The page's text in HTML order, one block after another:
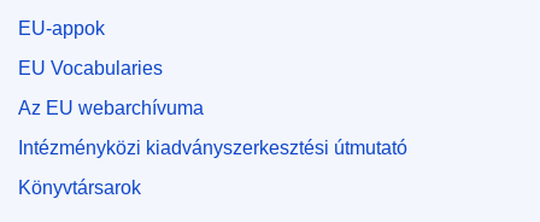
EU-appok
EU Vocabularies
Az EU webarchívuma
Intézményközi kiadványszerkesztési útmutató
Könyvtársarok